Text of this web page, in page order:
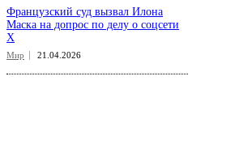
Французский суд вызвал Илона
Маска на допрос по делу о соцсети
X
Мир 21.04.2026